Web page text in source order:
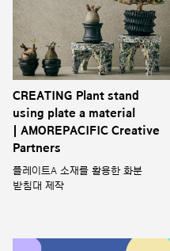
CREATING Plant stand
using plate a material
| AMOREPACIFIC Creative
Partners
플레이트A 소재를 활용한 화분
받침대 제작